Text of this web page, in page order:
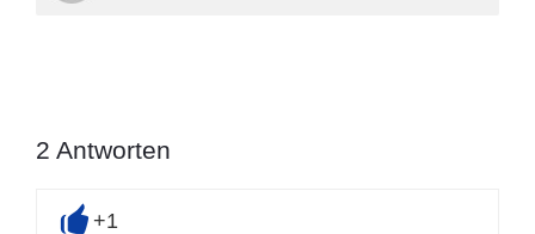
2 Antworten
+1